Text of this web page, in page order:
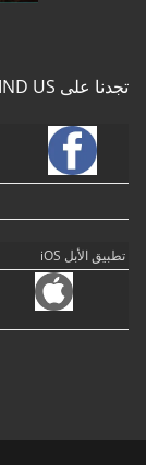
تجدنا على FIND US
تطبيق الأبل iOS